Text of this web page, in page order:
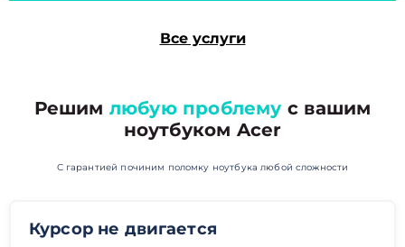
Все услуги
Решим любую проблему с вашим
ноутбуком Acer
С гарантией починим поломку ноутбука любой сложности
Курсор не двигается